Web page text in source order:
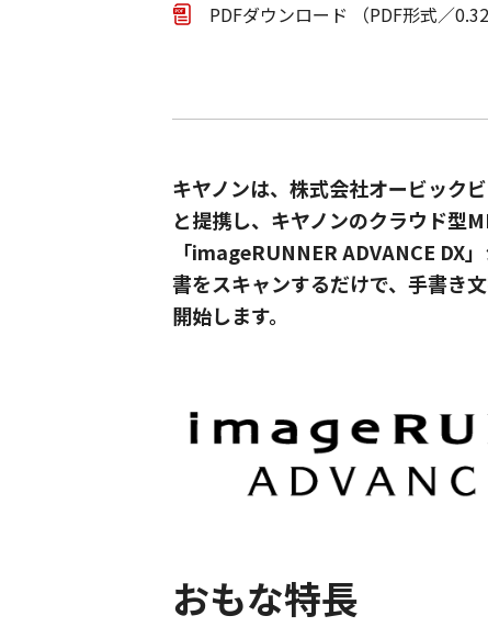
PDFダウンロード （PDF形式／
キヤノンは、株式会社オービック
と提携し、キヤノンのクラウド型
「imageRUNNER ADVANCE DX
書をスキャンするだけで、手書き
開始します。
おもな特長